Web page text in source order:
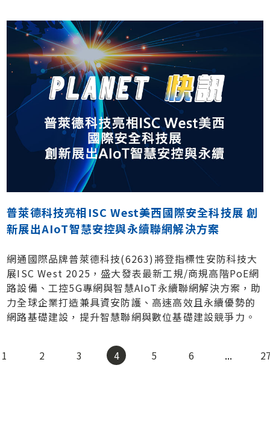
普萊德科技亮相ISC West美西國際安全科技展 創
新展出AIoT智慧安控與永續聯網解決方案
網通國際品牌普萊德科技(6263)將登指標性安防科技大
展ISC West 2025，盛大發表最新工規/商規高階PoE網
路設備、工控5G專網與智慧AIoT永續聯網解決方案，助
力全球企業打造兼具資安防護、高速高效且永續優勢的
網路基礎建設，提升智慧聯網與數位基礎建設競爭力。
1 2 3 4 5 6 ...